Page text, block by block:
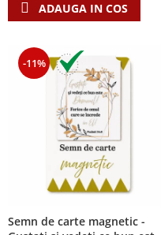
ADAUGA IN COS
-11%
Semn de carte magnetic -